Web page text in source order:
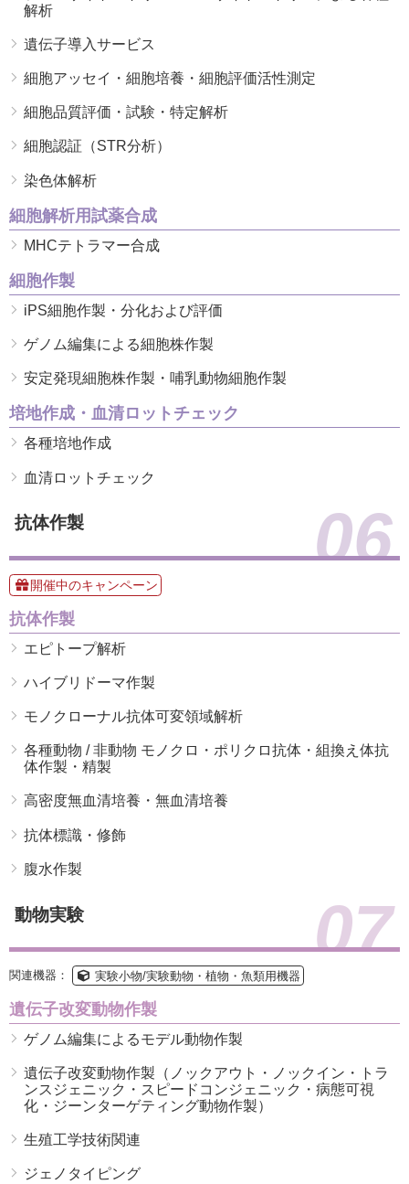
解析
遺伝子導入サービス
細胞アッセイ・細胞培養・細胞評価活性測定
細胞品質評価・試験・特定解析
細胞認証（STR分析）
染色体解析
細胞解析用試薬合成
MHCテトラマー合成
細胞作製
iPS細胞作製・分化および評価
ゲノム編集による細胞株作製
安定発現細胞株作製・哺乳動物細胞作製
培地作成・血清ロットチェック
各種培地作成
血清ロットチェック
抗体作製 06
開催中のキャンペーン
抗体作製
エピトープ解析
ハイブリドーマ作製
モノクローナル抗体可変領域解析
各種動物 / 非動物 モノクロ・ポリクロ抗体・組換え体抗
体作製・精製
高密度無血清培養・無血清培養
抗体標識・修飾
腹水作製
動物実験 07
関連機器： 実験小物/実験動物・植物・魚類用機器
遺伝子改変動物作製
ゲノム編集によるモデル動物作製
遺伝子改変動物作製（ノックアウト・ノックイン・トラ
ンスジェニック・スピードコンジェニック・病態可視
化・ジーンターゲティング動物作製）
生殖工学技術関連
ジェノタイピング